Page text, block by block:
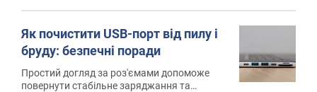
Як почистити USB-порт від пилу і
бруду: безпечні поради
Простий догляд за роз'ємами допоможе
повернути стабільне заряджання та